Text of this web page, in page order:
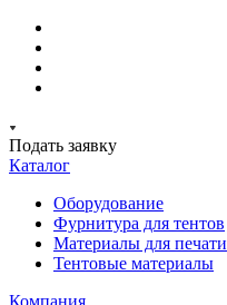
Подать заявку
Каталог
Оборудование
Фурнитура для тентов
Материалы для печати
Тентовые материалы
Компания